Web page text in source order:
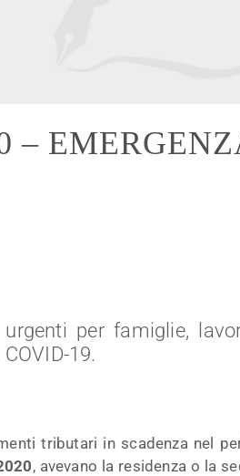
–
per famiglie,
19.
tributari in scadenza nel
, avevano la residenza o la